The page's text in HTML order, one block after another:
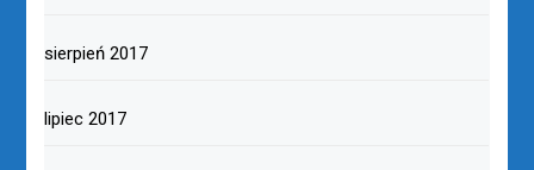
sierpień 2017
lipiec 2017